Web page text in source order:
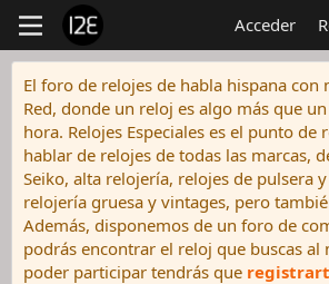
Acceder
El foro de relojes de habla hispana con
Red, donde un reloj es algo más que
hora. Relojes Especiales es el punto de
hablar de relojes de todas las marcas,
Seiko, alta relojería, relojes de pulsera
relojería gruesa y vintages, pero
Además, disponemos de un foro de
podrás encontrar el reloj que buscas al
poder participar tendrás que